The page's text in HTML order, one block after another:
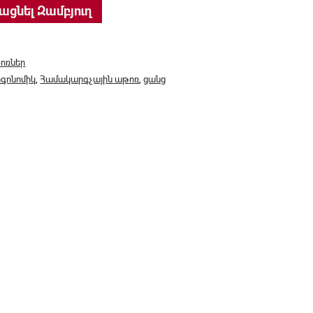
Yang 535B quantity
Զամբյուղ
,Համակարգչային աթոռ ,ցանց